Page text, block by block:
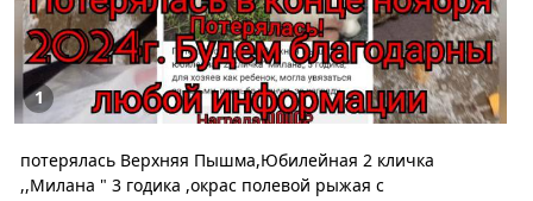
1
потерялась Верхняя Пышма,Юбилейная 2 кличка
,,Милана " 3 годика ,окрас полевой рыжая с